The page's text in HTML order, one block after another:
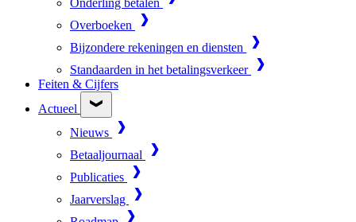
Onderling betalen
Overboeken
Bijzondere rekeningen en diensten
Standaarden in het betalingsverkeer
Feiten & Cijfers
Actueel
Nieuws
Betaaljournaal
Publicaties
Jaarverslag